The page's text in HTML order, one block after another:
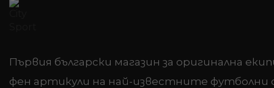
Първия български магазин за оригинална
фен артикули на най-известните футболни